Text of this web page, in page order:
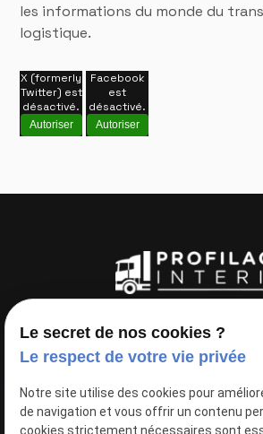
les informations du monde du
logistique.
X (formerly
Twitter) est
désactivé.
Autoriser
Facebook
est
désactivé.
Autoriser
Téléphone
Adresse
Le secret de nos cookies ?
Le respect de votre vie privée
Notre site utilise des cookies pour
de navigation et vous offrir un contenu
cookies strictement nécessaires sont